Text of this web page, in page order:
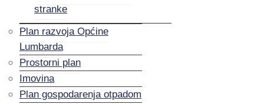
stranke
Plan razvoja Općine
Lumbarda
Prostorni plan
Imovina
Plan gospodarenja otpadom